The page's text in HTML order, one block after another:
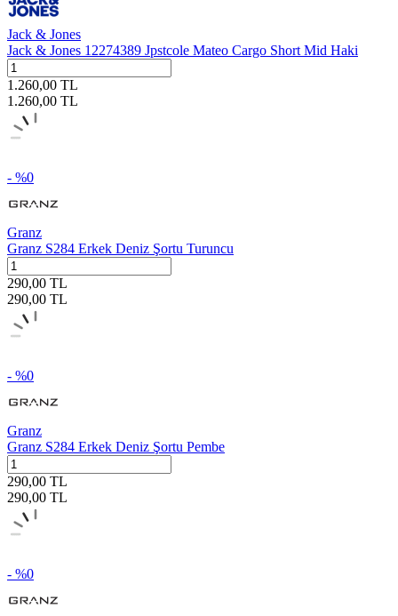
Jack & Jones
Jack & Jones 12274389 Jpstcole Mateo Cargo Short Mid Haki
1.260,00 TL
1.260,00 TL
- %0
Granz
Granz S284 Erkek Deniz Şortu Turuncu
290,00 TL
290,00 TL
- %0
Granz
Granz S284 Erkek Deniz Şortu Pembe
290,00 TL
290,00 TL
- %0